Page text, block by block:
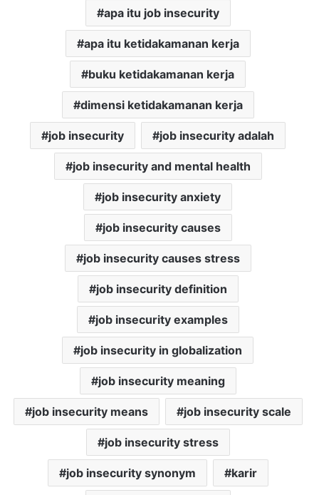
apa itu job insecurity
apa itu ketidakamanan kerja
buku ketidakamanan kerja
dimensi ketidakamanan kerja
job insecurity job insecurity adalah
job insecurity and mental health
job insecurity anxiety
job insecurity causes
job insecurity causes stress
job insecurity definition
job insecurity examples
job insecurity in globalization
job insecurity meaning
job insecurity means job insecurity scale
job insecurity stress
job insecurity synonym karir